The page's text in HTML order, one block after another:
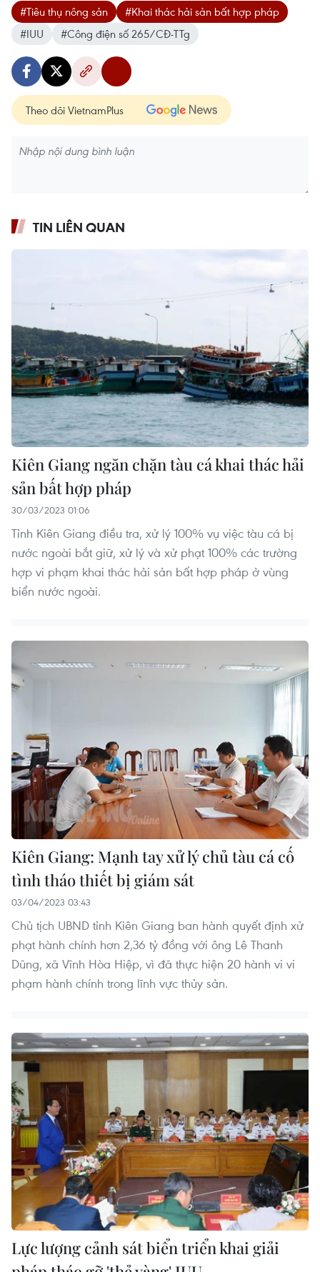
#Tiêu thụ nông sản
#Khai thác hải sản bất hợp pháp
#IUU
#Công điện số 265/CĐ-TTg
Theo dõi VietnamPlus
TIN LIÊN QUAN
Kiên Giang ngăn chặn tàu cá khai thác hải
sản bất hợp pháp
30/03/2023 01:06
Tỉnh Kiên Giang điều tra, xử lý 100% vụ việc tàu cá bị
nước ngoài bắt giữ, xử lý và xử phạt 100% các trường
hợp vi phạm khai thác hải sản bất hợp pháp ở vùng
biển nước ngoài.
Kiên Giang: Mạnh tay xử lý chủ tàu cá cố
tình tháo thiết bị giám sát
03/04/2023 03:43
Chủ tịch UBND tỉnh Kiên Giang ban hành quyết định xử
phạt hành chính hơn 2,36 tỷ đồng với ông Lê Thanh
Dũng, xã Vĩnh Hòa Hiệp, vì đã thực hiện 20 hành vi vi
phạm hành chính trong lĩnh vực thủy sản.
Lực lượng cảnh sát biển triển khai giải